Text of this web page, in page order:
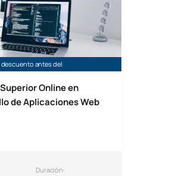
descuento antes del
Online en
de Aplicaciones Web
Duración: